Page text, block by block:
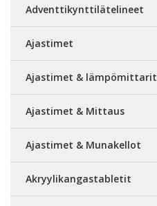
Adventtikynttilätelineet
Ajastimet
Ajastimet & lämpömittarit
Ajastimet & Mittaus
Ajastimet & Munakellot
Akryylikangastabletit